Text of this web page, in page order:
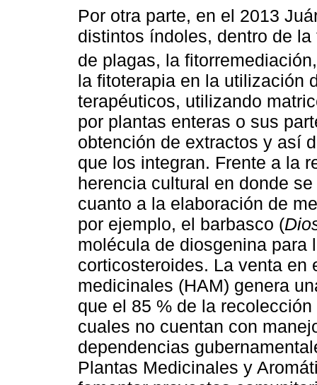
Por otra parte, en el 2013
distintos índoles, dentro de
de plagas, la
la fitoterapia en la utilización
terapéuticos, utilizando
por plantas enteras o sus
obtención de extractos y así
que los integran. Frente a la
herencia cultural en donde
cuanto a la elaboración de
por ejemplo, el barbasco (
molécula de diosgenina
corticosteroides. La venta en
medicinales (HAM) genera
que el 85 % de la
cuales no cuentan con
dependencias
Plantas Medicinales y